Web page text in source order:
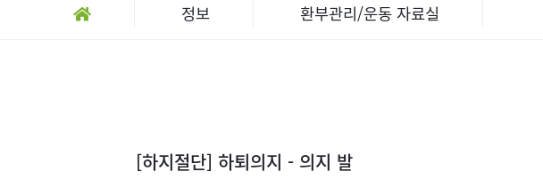
정보 환부관리/운동 자료실
[하지절단] 하퇴의지 - 의지 발